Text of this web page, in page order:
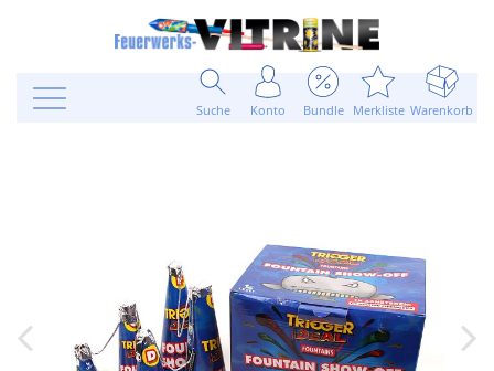
Suche Konto Bundle Merkliste Warenkorb